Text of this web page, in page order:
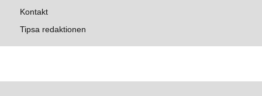
Kontakt
Tipsa redaktionen